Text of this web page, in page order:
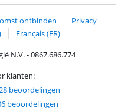
ontbinden
Privacy
Français (FR)
N.V. - 0867.686.774
klanten:
beoordelingen
beoordelingen